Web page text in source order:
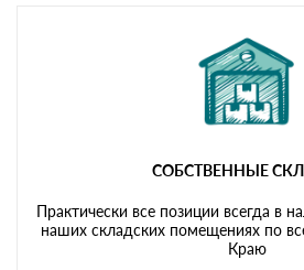
СОБСТВЕННЫЕ
Практически все позиции всегда в
наших складских помещениях по
Краю